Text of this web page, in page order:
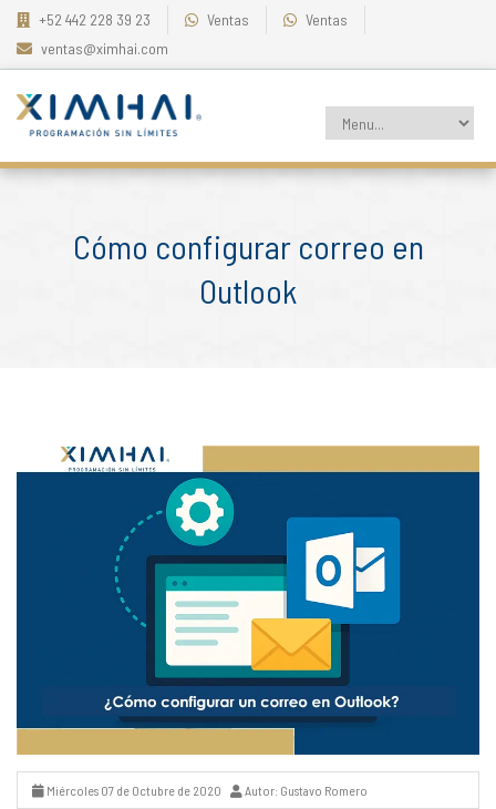
+52 442 228 39 23 Ventas
Ventas
ventas@ximhai.com
Cómo configurar correo en
Outlook
Miércoles 07 de Octubre de 2020 Autor: Gustavo Romero